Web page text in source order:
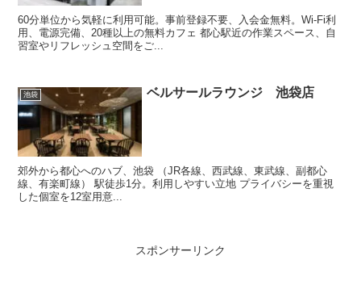
60分単位から気軽に利用可能。事前登録不要、入会金無料。Wi-Fi利
用、電源完備、20種以上の無料カフェ 都心駅近の作業スペース、自
習室やリフレッシュ空間をご...
池袋 ベルサールラウンジ 池袋店
郊外から都心へのハブ、池袋 （JR各線、西武線、東武線、副都心
線、有楽町線） 駅徒歩1分。利用しやすい立地 プライバシーを重視
した個室を12室用意...
スポンサーリンク